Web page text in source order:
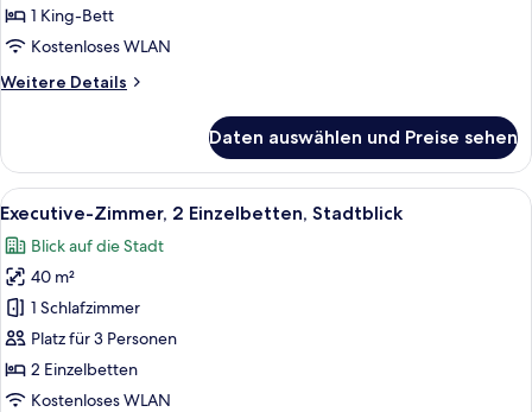
Bett,
Stadtblick
1 King-Bett
Kostenloses WLAN
Weitere Details
Weitere
Zimmer,
1 King-
Bett,
Daten auswählen und Preise sehen
Alle
Fotos
für
Executive-
Zimmer,
2 Einzelbetten,
Stadtblick
anzeigen
Ein Hotelzimmer mit zwei Betten,
6
Executive-Zimmer, 2 Einzelbetten, Stadtblick
Blick auf die Stadt
40 m²
1 Schlafzimmer
Platz für 3 Personen
2 Einzelbetten
Kostenloses WLAN